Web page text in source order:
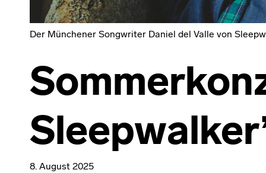
Der Münchener Songwriter Daniel del Valle von
8. August 2025